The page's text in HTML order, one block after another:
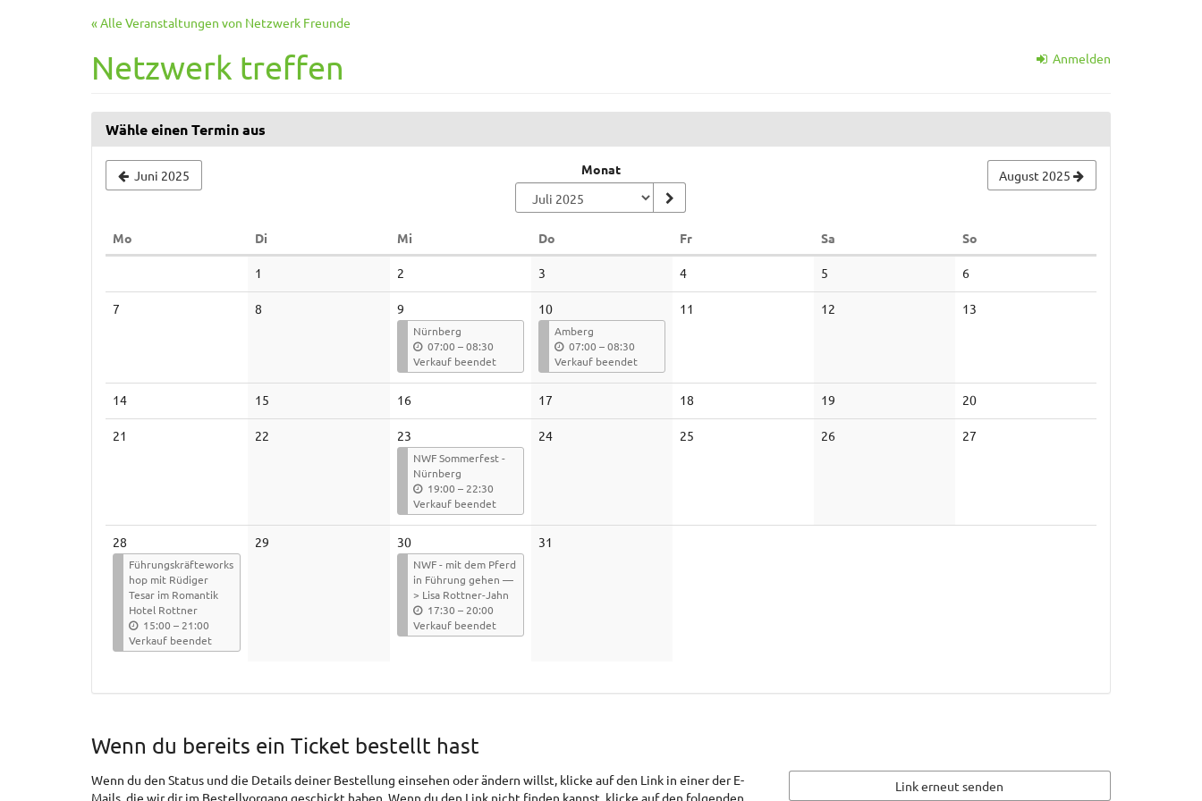
« Alle Veranstaltungen von Netzwerk Freunde
Netzwerk treffen Anmelden
Wähle einen Termin aus
Juni 2025 Monat August 2025
Mo Di Mi Do FrFreitag Sa So
1
Veranstaltungen
2
Veranstaltungen
3
Veranstaltungen
4Keine
Veranstaltungen
5
Veranstaltungen
6Keine
Veranstaltungen
7
8 9
Nürnberg
07:00 –b
i
s
08:30
Verkauf beendet
10
Amberg
07:00 –b
i
s
08:30
Verkauf beendet
11 12 13
14Keine
Veranstaltungen
15
Veranstaltungen
16Keine
Veranstaltungen
17
Veranstaltungen
18
Veranstaltungen
19
Veranstaltungen
20Keine
Veranstaltungen
21
22 23
NWF Sommerfest -
Nürnberg
19:00 –b
i
s
22:30
Verkauf beendet
24Keine
25 26Keine
27
28
Führungskräfteworks
hop mit Rüdiger
Tesar im Romantik
Hotel Rottner
15:00 –b
i
s
21:00
Verkauf beendet
29 30
NWF - mit dem Pferd
in Führung gehen —
> Lisa Rottner-Jahn
17:30 –b
i
s
20:00
Verkauf beendet
31
Wenn du bereits ein Ticket bestellt hast
Wenn du den Status und die Details deiner Bestellung einsehen oder ändern willst, klicke auf den Link in einer der E-
Mails, die wir dir im Bestellvorgang geschickt haben. Wenn du den Link nicht finden kannst, klicke auf den folgenden
Link erneut senden